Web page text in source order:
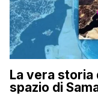
La vera
spazio di